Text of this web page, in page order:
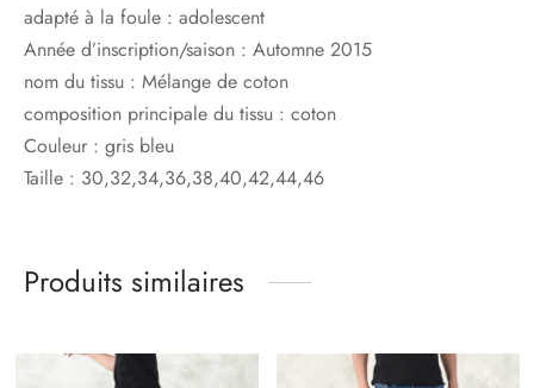
adapté à la foule : adolescent
Année d’inscription/saison : Automne 2015
nom du tissu : Mélange de coton
composition principale du tissu : coton
Couleur : gris bleu
Taille : 30,32,34,36,38,40,42,44,46
Produits similaires